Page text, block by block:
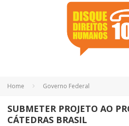
Home Governo Federal
SUBMETER PROJETO AO
CÁTEDRAS BRASIL​